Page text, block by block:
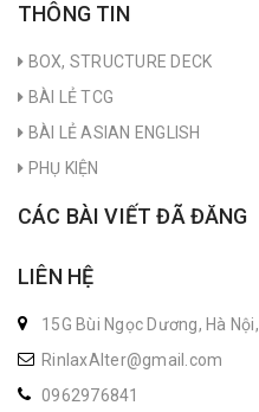
THÔNG TIN
BOX, STRUCTURE DECK
BÀI LẺ TCG
BÀI LẺ ASIAN ENGLISH
PHỤ KIỆN
CÁC BÀI VIẾT ĐÃ ĐĂNG
LIÊN HỆ
15G Bùi Ngọc Dương, Hà Nội,
RinlaxAlter@gmail.com
0962976841